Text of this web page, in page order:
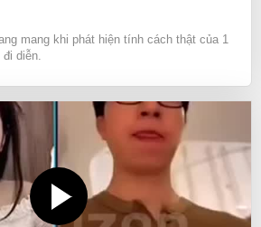
mang khi phát hiện tính cách thật của 1
diễn.